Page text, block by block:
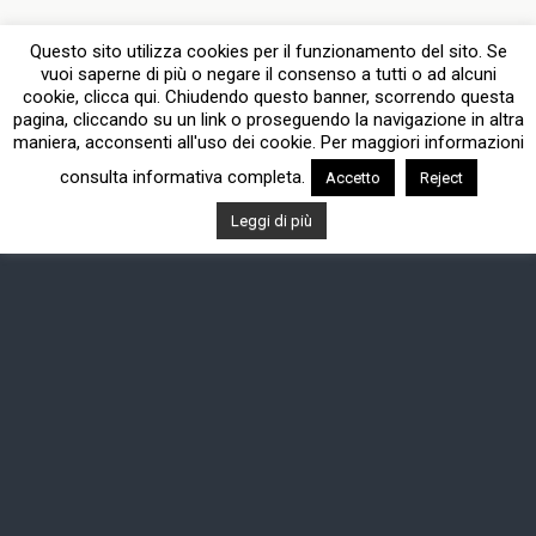
Dispositivo Portatile Pc Desktop
Questo sito utilizza cookies per il funzionamento del sito. Se
vuoi saperne di più o negare il consenso a tutti o ad alcuni
cookie, clicca qui. Chiudendo questo banner, scorrendo questa
pagina, cliccando su un link o proseguendo la navigazione in altra
maniera, acconsenti all'uso dei cookie. Per maggiori informazioni
consulta informativa completa.
Accetto Reject
Leggi di più